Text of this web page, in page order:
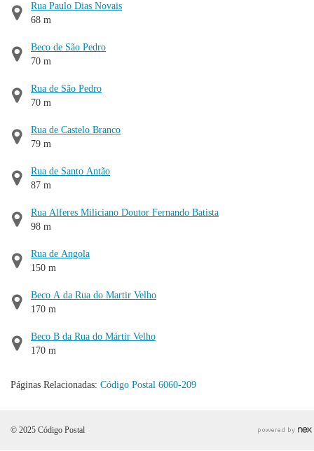
Rua Paulo Dias Novais
68 m
Beco de São Pedro
70 m
Rua de São Pedro
70 m
Rua de Castelo Branco
79 m
Rua de Santo Antão
87 m
Rua Alferes Miliciano Doutor Fernando Batista
98 m
Rua de Angola
150 m
Beco A da Rua do Martir Velho
170 m
Beco B da Rua do Mártir Velho
170 m
Páginas Relacionadas: Código Postal 6060-209
© 2025 Código Postal